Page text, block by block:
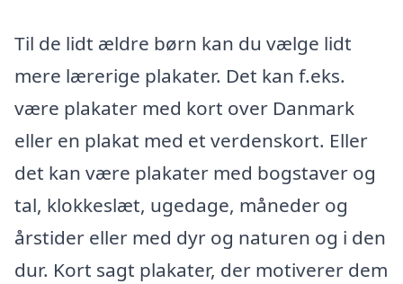
Til de lidt ældre børn kan du vælge lidt
mere lærerige plakater. Det kan f.eks.
være plakater med kort over Danmark
eller en plakat med et verdenskort. Eller
det kan være plakater med bogstaver og
tal, klokkeslæt, ugedage, måneder og
årstider eller med dyr og naturen og i den
dur. Kort sagt plakater, der motiverer dem